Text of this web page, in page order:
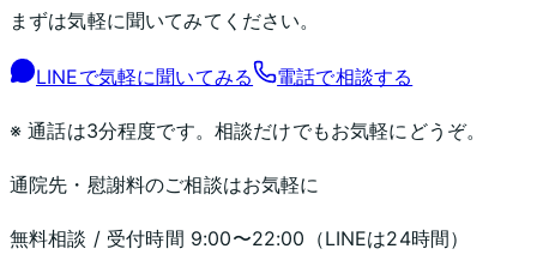
まずは気軽に聞いてみてください。
LINEで気軽に聞いてみる 電話で相談する
※ 通話は3分程度です。相談だけでもお気軽にどうぞ。
通院先・慰謝料のご相談はお気軽に
無料相談 / 受付時間 9:00〜22:00 （LINEは24時間）